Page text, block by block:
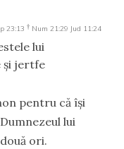
23:13 † Num 21:29 Jud 11:24
lui
şi jertfe
pentru că îşi
lui
ori.